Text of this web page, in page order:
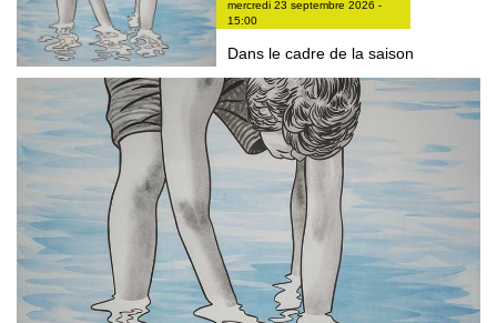
mercredi 23 septembre 2026 -
15:00
Dans le cadre de la saison